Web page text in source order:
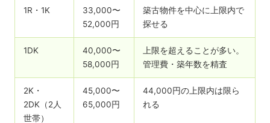
1R・1K
33,000〜
52,000円
築古物件を中心に上限内で
探せる
1DK
40,000〜
58,000円
上限を超えることが多い。
管理費・築年数を精査
2K・
2DK（2人
世帯）
45,000〜
65,000円
44,000円の上限内は限ら
れる